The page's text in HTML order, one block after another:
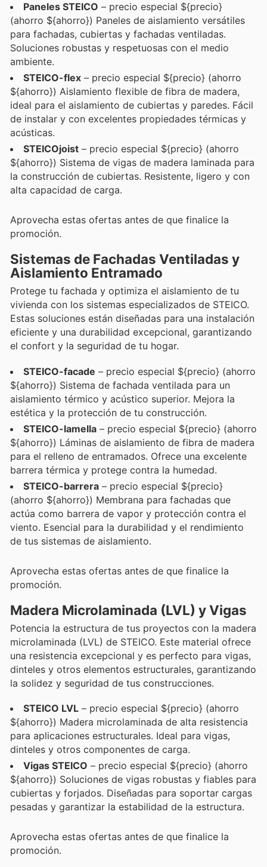
Paneles STEICO – precio especial ${precio}
(ahorro ${ahorro}) Paneles de aislamiento versátiles
para fachadas, cubiertas y fachadas ventiladas.
Soluciones robustas y respetuosas con el medio
ambiente.
STEICO-flex – precio especial ${precio} (ahorro
${ahorro}) Aislamiento flexible de fibra de madera,
ideal para el aislamiento de cubiertas y paredes. Fácil
de instalar y con excelentes propiedades térmicas y
acústicas.
STEICOjoist – precio especial ${precio} (ahorro
${ahorro}) Sistema de vigas de madera laminada para
la construcción de cubiertas. Resistente, ligero y con
alta capacidad de carga.
Aprovecha estas ofertas antes de que finalice la
promoción.
Sistemas de Fachadas Ventiladas y
Aislamiento Entramado
Protege tu fachada y optimiza el aislamiento de tu
vivienda con los sistemas especializados de STEICO.
Estas soluciones están diseñadas para una instalación
eficiente y una durabilidad excepcional, garantizando
el confort y la seguridad de tu hogar.
STEICO-facade – precio especial ${precio} (ahorro
${ahorro}) Sistema de fachada ventilada para un
aislamiento térmico y acústico superior. Mejora la
estética y la protección de tu construcción.
STEICO-lamella – precio especial ${precio} (ahorro
${ahorro}) Láminas de aislamiento de fibra de madera
para el relleno de entramados. Ofrece una excelente
barrera térmica y protege contra la humedad.
STEICO-barrera – precio especial ${precio}
(ahorro ${ahorro}) Membrana para fachadas que
actúa como barrera de vapor y protección contra el
viento. Esencial para la durabilidad y el rendimiento
de tus sistemas de aislamiento.
Aprovecha estas ofertas antes de que finalice la
promoción.
Madera Microlaminada (LVL) y Vigas
Potencia la estructura de tus proyectos con la madera
microlaminada (LVL) de STEICO. Este material ofrece
una resistencia excepcional y es perfecto para vigas,
dinteles y otros elementos estructurales, garantizando
la solidez y seguridad de tus construcciones.
STEICO LVL – precio especial ${precio} (ahorro
${ahorro}) Madera microlaminada de alta resistencia
para aplicaciones estructurales. Ideal para vigas,
dinteles y otros componentes de carga.
Vigas STEICO – precio especial ${precio} (ahorro
${ahorro}) Soluciones de vigas robustas y fiables para
cubiertas y forjados. Diseñadas para soportar cargas
pesadas y garantizar la estabilidad de la estructura.
Aprovecha estas ofertas antes de que finalice la
promoción.